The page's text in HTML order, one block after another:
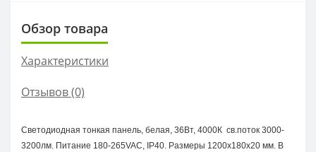
Обзор товара
Характеристики
Отзывов (0)
Светодиодная тонкая панель, белая, 36Вт, 4000К св.поток 3000-
3200лм. Питание 180-265VAC, IP40. Размеры 1200x180х20 мм. В